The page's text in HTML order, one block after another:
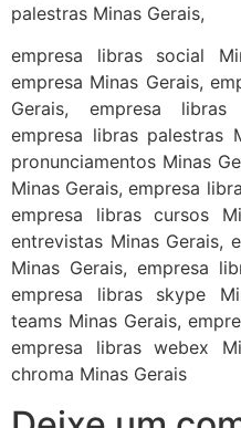
palestras Minas Gerais,
empresa libras social
empresa Minas Gerais,
Gerais, empresa libras
empresa libras palestras
pronunciamentos Minas
Minas Gerais, empresa
empresa libras cursos
entrevistas Minas Gerais,
Minas Gerais, empresa
empresa libras skype
teams Minas Gerais,
empresa libras webex
chroma Minas Gerais